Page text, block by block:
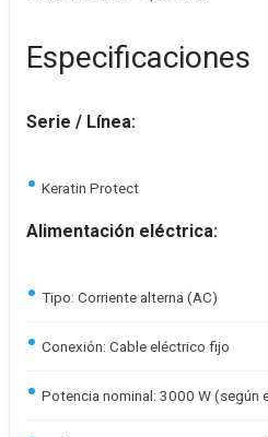
Especificaciones
Serie / Línea:
Keratin Protect
Alimentación eléctrica:
Tipo: Corriente alterna (AC)
Conexión: Cable eléctrico fijo
Potencia nominal: 3000 W (según